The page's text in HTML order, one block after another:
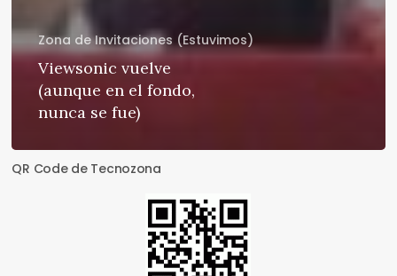
Zona de Invitaciones (Estuvimos)
Viewsonic vuelve
(aunque en el fondo,
nunca se fue)
QR Code de Tecnozona